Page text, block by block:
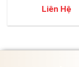
Liên Hệ